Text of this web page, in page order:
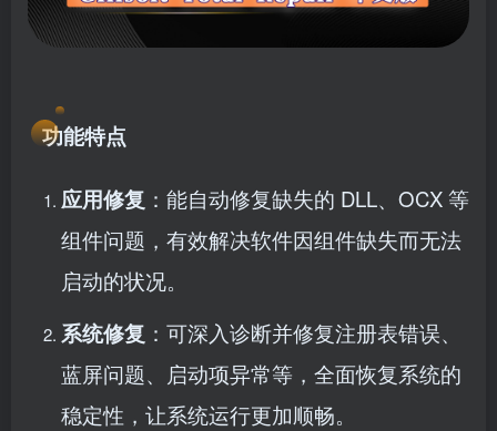
功能特点
应用修复 ：能自动修复缺失的 DLL、OCX 等
组件问题，有效解决软件因组件缺失而无法
启动的状况。
系统修复 ：可深入诊断并修复注册表错误、
蓝屏问题、启动项异常等，全面恢复系统的
稳定性，让系统运行更加顺畅。